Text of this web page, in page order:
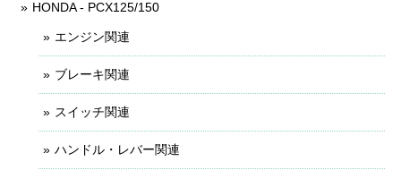
HONDA - PCX125/150
エンジン関連
ブレーキ関連
スイッチ関連
ハンドル・レバー関連